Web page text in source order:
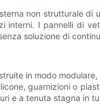
non strutturale
interni. I pannelli di
soluzione di
in modo
guarnizioni o
e a tenuta stagna in